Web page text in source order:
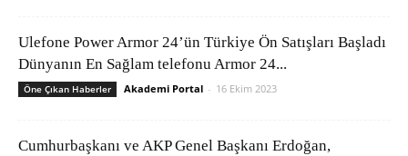
Ulefone Power Armor 24’ün Türkiye Ön Satışları Başladı
Dünyanın En Sağlam telefonu Armor 24...
Öne Çıkan Haberler Akademi Portal - 16 Ekim 2023
Cumhurbaşkanı ve AKP Genel Başkanı Erdoğan,